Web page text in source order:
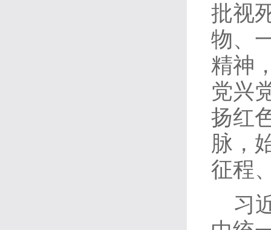
批视
物、
精神
党兴
扬红
脉，
征程
习